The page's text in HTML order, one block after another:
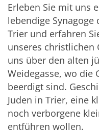
Erleben Sie mit uns
lebendige
Trier und erfahren
unseres christlichen
uns über den alten
Weidegasse, wo die
beerdigt sind.
Juden in Trier, eine
noch verborgene
entführen wollen.